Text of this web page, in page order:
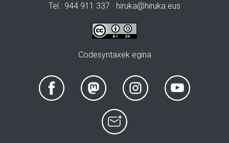
Tel.: 944 911 337 · hiruka@hiruka.eus
Codesyntaxek egina